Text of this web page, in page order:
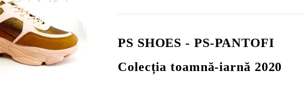
PS SHOES - PS-PANTOFI
Colecția toamnă-iarnă 2020